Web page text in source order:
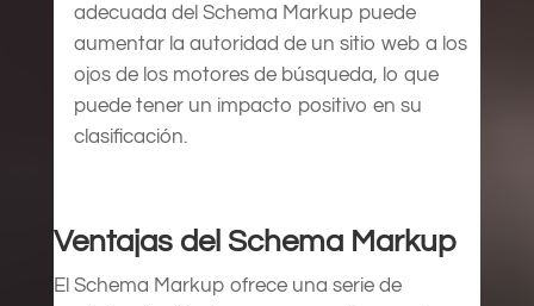
adecuada del Schema Markup puede
aumentar la autoridad de un sitio web a los
ojos de los motores de búsqueda, lo que
puede tener un impacto positivo en su
clasificación.
Ventajas del Schema Markup
El Schema Markup ofrece una serie de